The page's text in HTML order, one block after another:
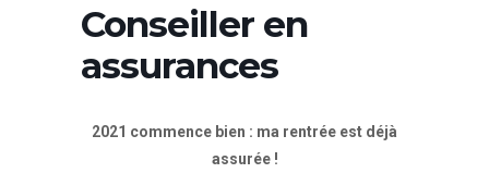
Conseiller en
assurances
2021 commence bien : ma rentrée est déjà
assurée !